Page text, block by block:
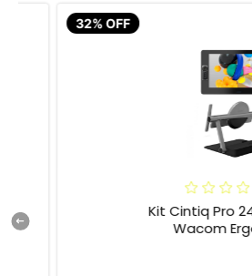
32% OFF
Kit Cintiq Pro 24' +
Wacom Ergo